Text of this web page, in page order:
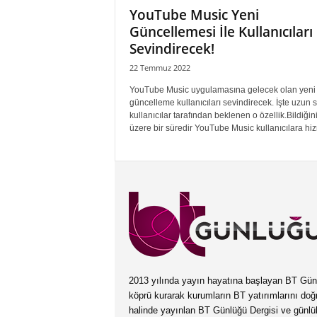
YouTube Music Yeni
Güncellemesi İle Kullanıcıları
Sevindirecek!
22 Temmuz 2022
YouTube Music uygulamasına gelecek olan yeni
güncelleme kullanıcıları sevindirecek. İşte uzun
kullanıcılar tarafından beklenen o
üzere bir süredir YouTube Mu­sic kullanıcılara
2013 yılında yayın hayatına başlayan BT
köprü kurarak kurumların BT yatırımlarını
halinde yayınlan BT Günlüğü Dergisi ve